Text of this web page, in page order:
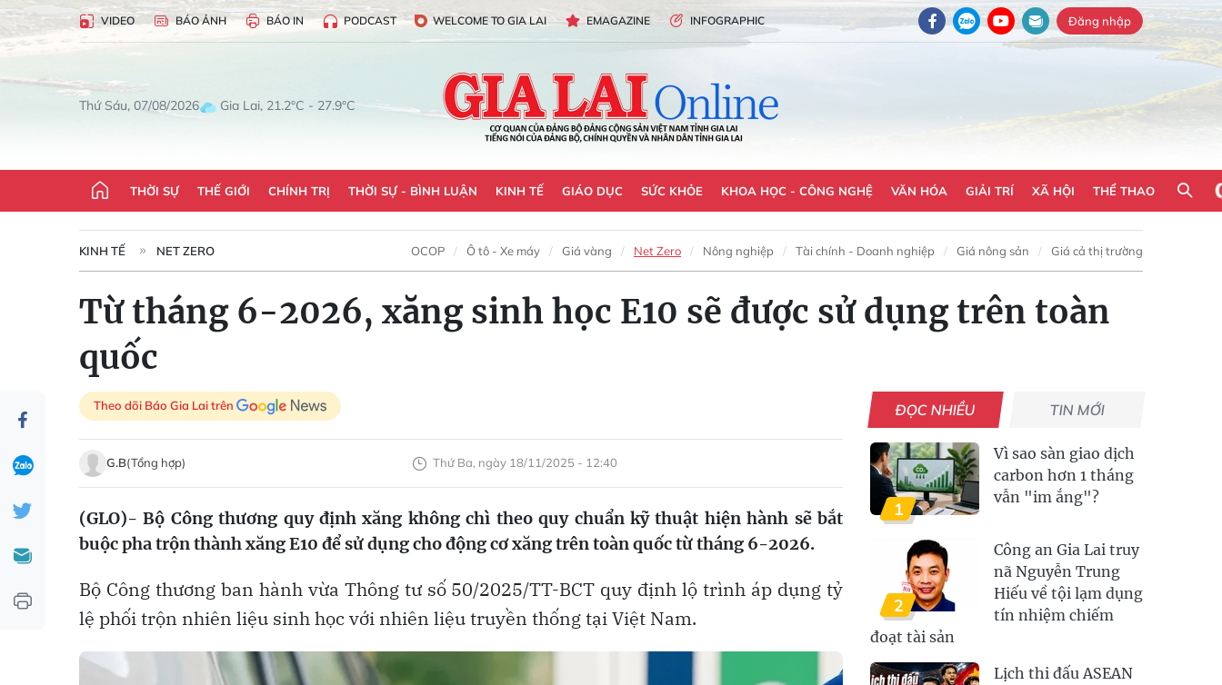
VIDEO BÁO ẢNH BÁO IN PODCAST WELCOME TO GIA LAI EMAGAZINE INFOGRAPHIC Đăng nhập
Thứ Sáu, 07/08/2026 Gia Lai, 21.2°C - 27.9°C
THỜI SỰ THẾ GIỚI CHÍNH TRỊ THỜI SỰ - BÌNH LUẬN KINH TẾ GIÁO DỤC SỨC KHỎE KHOA HỌC - CÔNG NGHỆ VĂN HÓA GIẢI TRÍ XÃ HỘI THỂ THAO
KINH TẾ NET ZERO OCOP Ô tô - Xe máy Giá vàng Net Zero Nông nghiệp Tài chính - Doanh nghiệp Giá nông sản Giá cả thị trường
Từ tháng 6-2026, xăng sinh học E10 sẽ được sử dụng trên toàn
quốc
Theo dõi Báo Gia Lai trên
G.B(Tổng hợp) Thứ Ba, ngày 18/11/2025 - 12:40
(GLO)- Bộ Công thương quy định xăng không chì theo quy chuẩn kỹ thuật hiện hành sẽ bắt
buộc pha trộn thành xăng E10 để sử dụng cho động cơ xăng trên toàn quốc từ tháng 6-2026.
Bộ Công thương ban hành vừa Thông tư số 50/2025/TT-BCT quy định lộ trình áp dụng tỷ
lệ phối trộn nhiên liệu sinh học với nhiên liệu truyền thống tại Việt Nam.
ĐỌC NHIỀU TIN MỚI
1
Vì sao sàn giao dịch
carbon hơn 1 tháng
vẫn "im ắng"?
2
Công an Gia Lai truy
nã Nguyễn Trung
Hiếu về tội lạm dụng
tín nhiệm chiếm
đoạt tài sản
Lịch thi đấu ASEAN